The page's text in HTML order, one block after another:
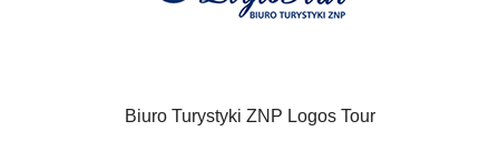
Biuro Turystyki ZNP Logos Tour